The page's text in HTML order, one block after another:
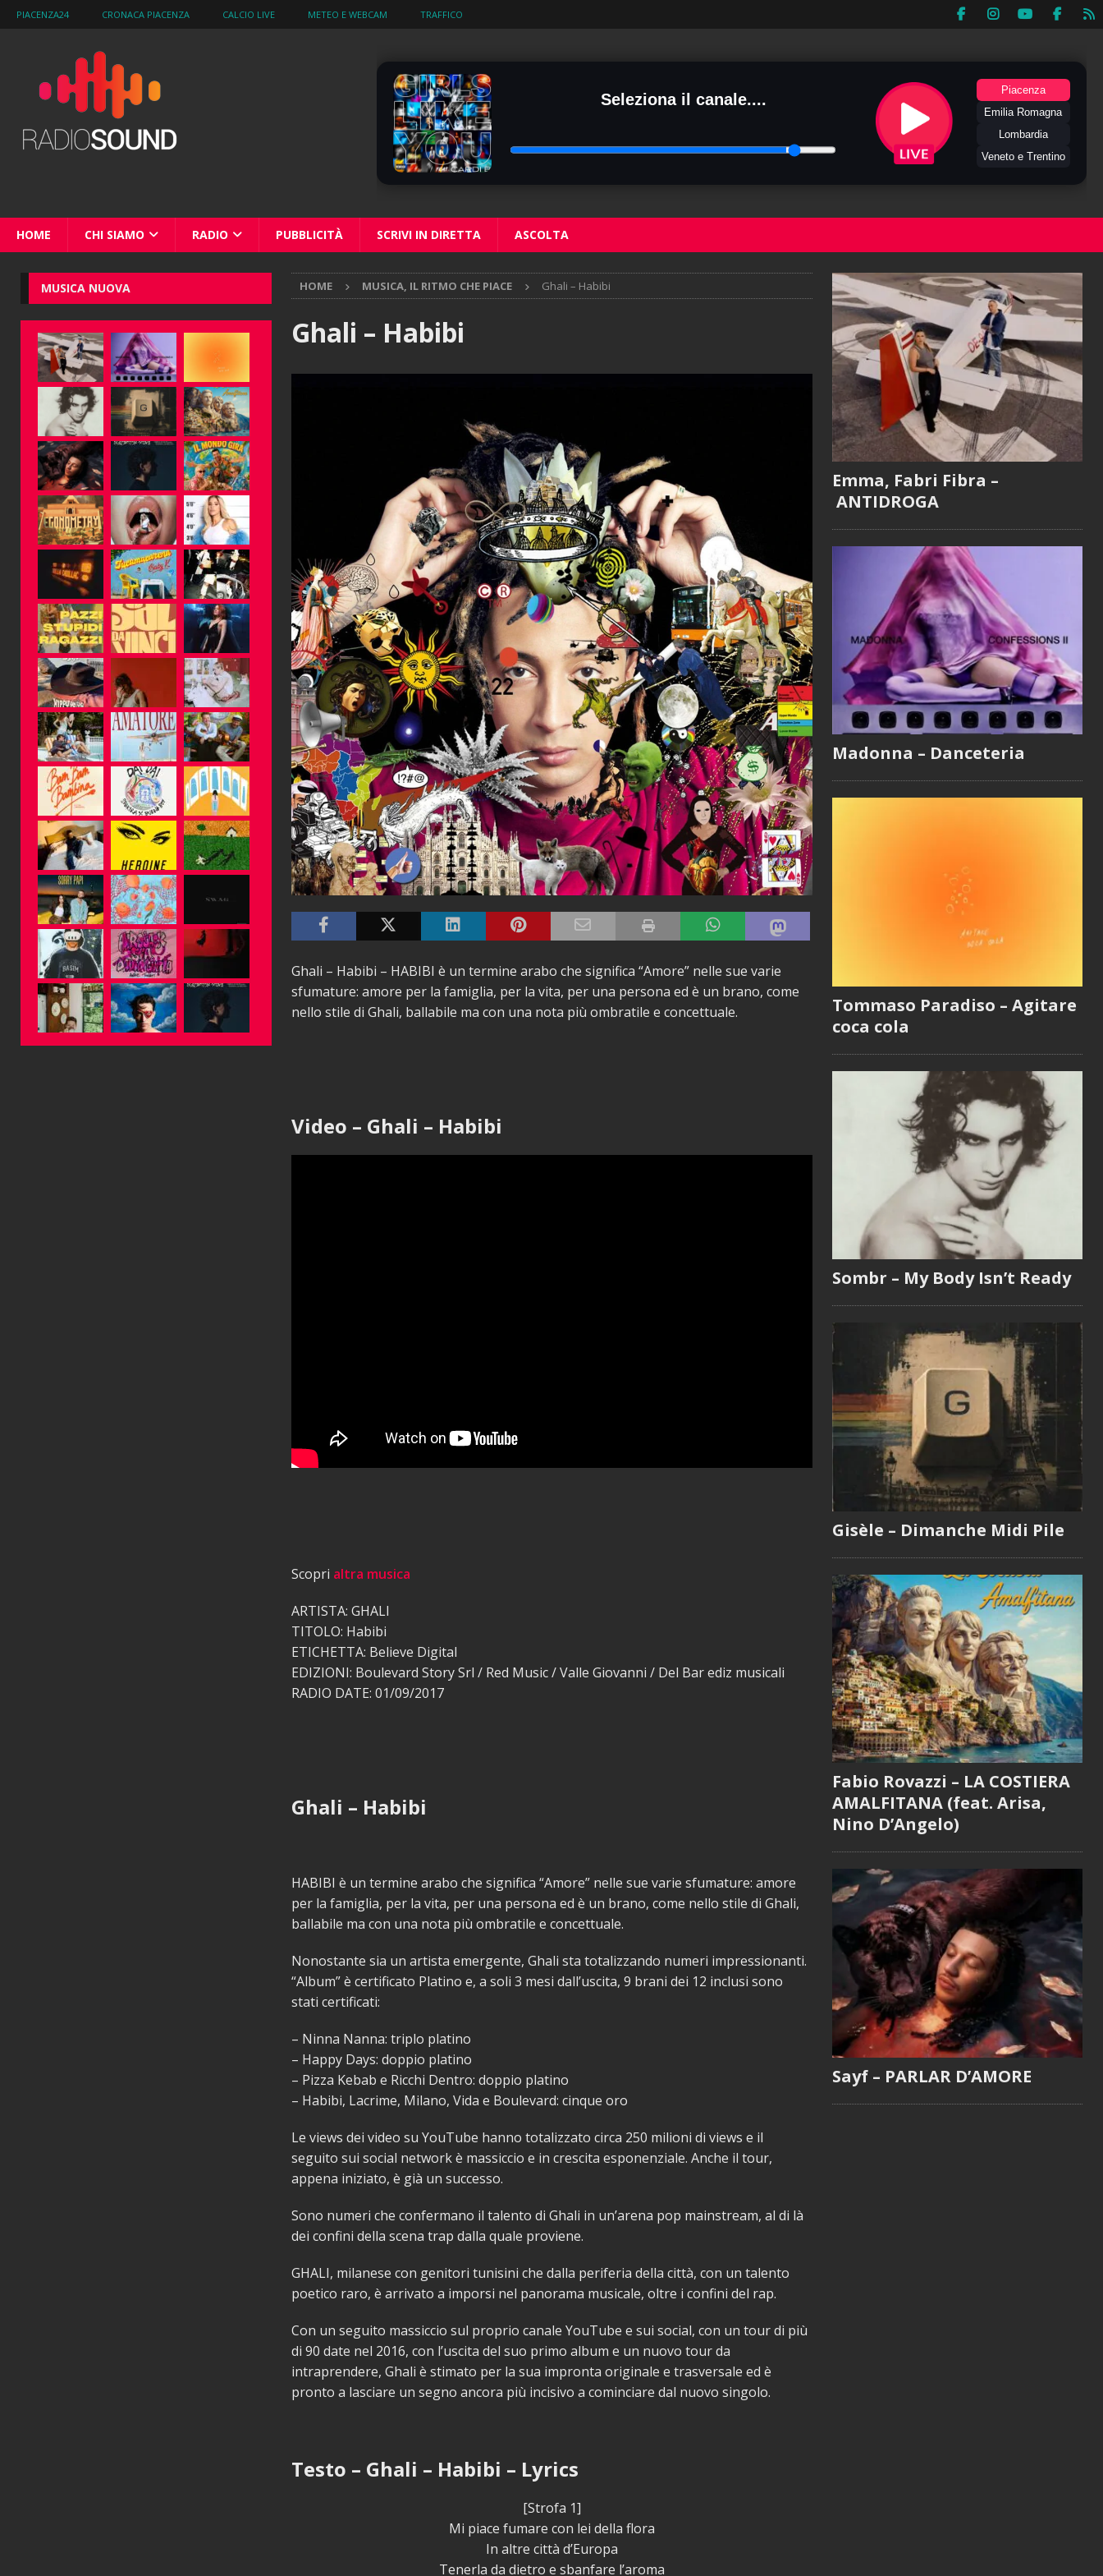
PIACENZA24 CRONACA PIACENZA CALCIO LIVE METEO E WEBCAM TRAFFICO
Seleziona il canale....
Piacenza
Emilia Romagna
Lombardia
Veneto e Trentino
HOME CHI SIAMO RADIO PUBBLICITÀ SCRIVI IN DIRETTA ASCOLTA
HOME MUSICA, IL RITMO CHE PIACE Ghali – Habibi
Ghali – Habibi
Ghali – Habibi – HABIBI è un termine arabo che significa “Amore” nelle sue varie
sfumature: amore per la famiglia, per la vita, per una persona ed è un brano, come
nello stile di Ghali, ballabile ma con una nota più ombratile e concettuale.
Video – Ghali – Habibi
Scopri altra musica
ARTISTA: GHALI
TITOLO: Habibi
ETICHETTA: Believe Digital
EDIZIONI: Boulevard Story Srl / Red Music / Valle Giovanni / Del Bar ediz musicali
RADIO DATE: 01/09/2017
Ghali – Habibi
HABIBI è un termine arabo che significa “Amore” nelle sue varie sfumature: amore
per la famiglia, per la vita, per una persona ed è un brano, come nello stile di Ghali,
ballabile ma con una nota più ombratile e concettuale.
Nonostante sia un artista emergente, Ghali sta totalizzando numeri impressionanti.
“Album” è certificato Platino e, a soli 3 mesi dall’uscita, 9 brani dei 12 inclusi sono
stati certificati:
– Ninna Nanna: triplo platino
– Happy Days: doppio platino
– Pizza Kebab e Ricchi Dentro: doppio platino
– Habibi, Lacrime, Milano, Vida e Boulevard: cinque oro
Le views dei video su YouTube hanno totalizzato circa 250 milioni di views e il
seguito sui social network è massiccio e in crescita esponenziale. Anche il tour,
appena iniziato, è già un successo.
Sono numeri che confermano il talento di Ghali in un’arena pop mainstream, al di là
dei confini della scena trap dalla quale proviene.
GHALI, milanese con genitori tunisini che dalla periferia della città, con un talento
poetico raro, è arrivato a imporsi nel panorama musicale, oltre i confini del rap.
Con un seguito massiccio sul proprio canale YouTube e sui social, con un tour di più
di 90 date nel 2016, con l’uscita del suo primo album e un nuovo tour da
intraprendere, Ghali è stimato per la sua impronta originale e trasversale ed è
pronto a lasciare un segno ancora più incisivo a cominciare dal nuovo singolo.
Testo – Ghali – Habibi – Lyrics
[Strofa 1]
Mi piace fumare con lei della flora
In altre città d’Europa
Tenerla da dietro e sbanfare l’aroma
MUSICA NUOVA
Emma, Fabri Fibra –
ANTIDROGA
Madonna – Danceteria
Tommaso Paradiso – Agitare
coca cola
Sombr – My Body Isn’t Ready
Gisèle – Dimanche Midi Pile
Fabio Rovazzi – LA COSTIERA
AMALFITANA (feat. Arisa,
Nino D’Angelo)
Sayf – PARLAR D’AMORE